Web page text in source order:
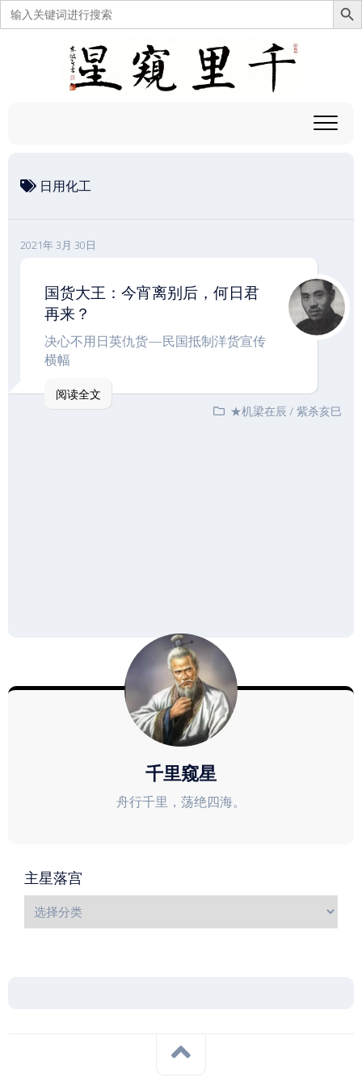
搜
索：
日用化工
2021年 3月 30日
国货大王：今宵离别后，何日君
再来？
决心不用日英仇货—民国抵制洋货宣传
横幅
阅读全文
★机梁在辰/紫杀亥巳
千里窥星
舟行千里，荡绝四海。
主星落宫